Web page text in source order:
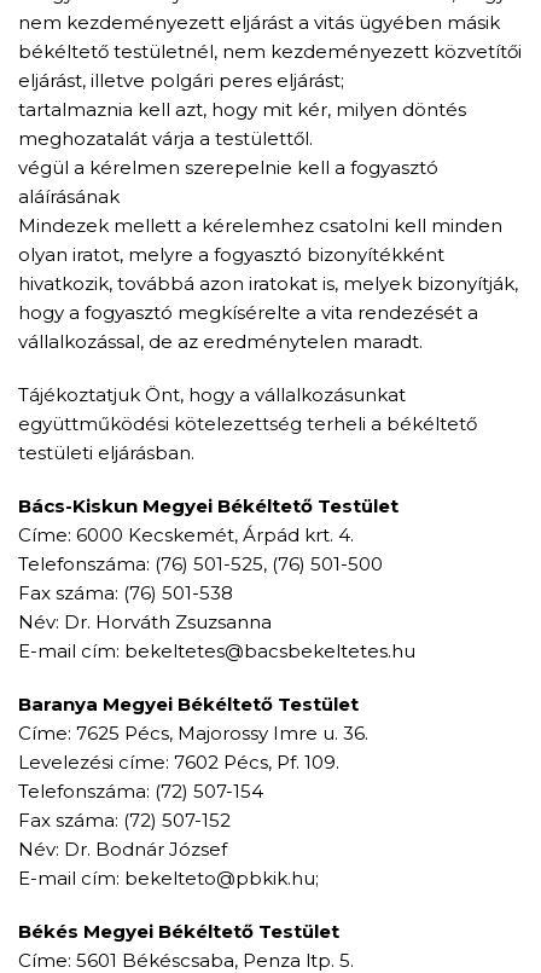
nem kezdeményezett eljárást a vitás ügyében másik
békéltető testületnél, nem kezdeményezett közvetítői
eljárást, illetve polgári peres eljárást;
tartalmaznia kell azt, hogy mit kér, milyen döntés
meghozatalát várja a testülettől.
végül a kérelmen szerepelnie kell a fogyasztó
aláírásának
Mindezek mellett a kérelemhez csatolni kell minden
olyan iratot, melyre a fogyasztó bizonyítékként
hivatkozik, továbbá azon iratokat is, melyek bizonyítják,
hogy a fogyasztó megkísérelte a vita rendezését a
vállalkozással, de az eredménytelen maradt.
Tájékoztatjuk Önt, hogy a vállalkozásunkat
együttműködési kötelezettség terheli a békéltető
testületi eljárásban.
Bács-Kiskun Megyei Békéltető Testület
Címe: 6000 Kecskemét, Árpád krt. 4.
Telefonszáma: (76) 501-525, (76) 501-500
Fax száma: (76) 501-538
Név: Dr. Horváth Zsuzsanna
E-mail cím: bekeltetes@bacsbekeltetes.hu
Baranya Megyei Békéltető Testület
Címe: 7625 Pécs, Majorossy Imre u. 36.
Levelezési címe: 7602 Pécs, Pf. 109.
Telefonszáma: (72) 507-154
Fax száma: (72) 507-152
Név: Dr. Bodnár József
E-mail cím: bekelteto@pbkik.hu;
Békés Megyei Békéltető Testület
Címe: 5601 Békéscsaba, Penza ltp. 5.